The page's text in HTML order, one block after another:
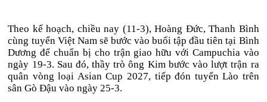
Theo kế hoạch, chiều nay (11-3), Hoàng Đức, Thanh Bình
cùng tuyển Việt Nam sẽ bước vào buổi tập đầu tiên tại Bình
Dương để chuẩn bị cho trận giao hữu với Campuchia vào
ngày 19-3. Sau đó, thầy trò ông Kim bước vào lượt trận ra
quân vòng loại Asian Cup 2027, tiếp đón tuyển Lào trên
sân Gò Đậu vào ngày 25-3.